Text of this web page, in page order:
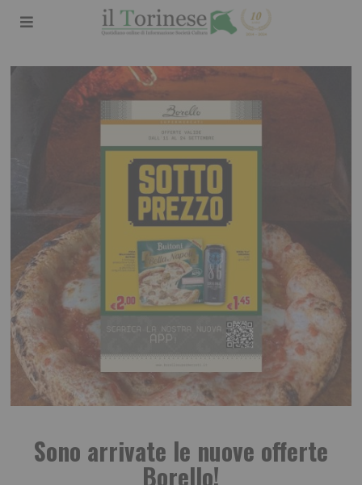
Sono arrivate le nuove offerte
Borello!